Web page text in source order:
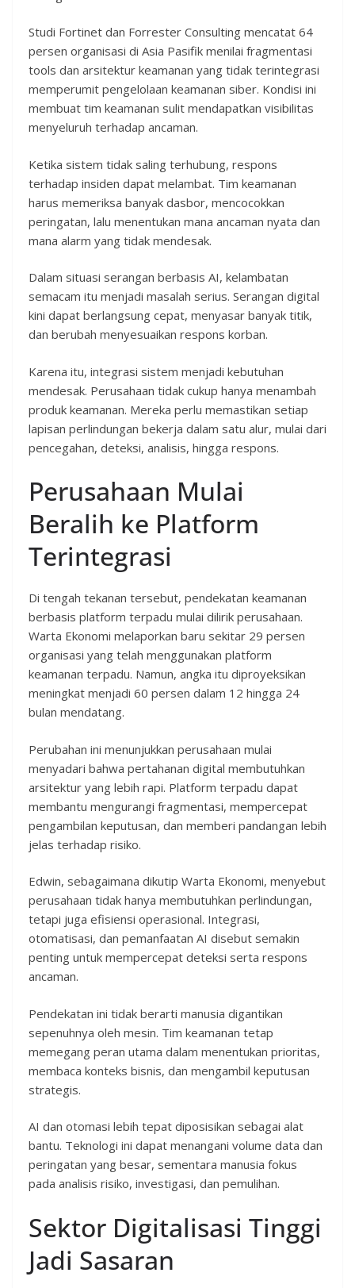
Studi Fortinet dan Forrester Consulting mencatat 64
persen organisasi di Asia Pasifik menilai fragmentasi
tools dan arsitektur keamanan yang tidak terintegrasi
memperumit pengelolaan keamanan siber. Kondisi ini
membuat tim keamanan sulit mendapatkan visibilitas
menyeluruh terhadap ancaman.
Ketika sistem tidak saling terhubung, respons
terhadap insiden dapat melambat. Tim keamanan
harus memeriksa banyak dasbor, mencocokkan
peringatan, lalu menentukan mana ancaman nyata dan
mana alarm yang tidak mendesak.
Dalam situasi serangan berbasis AI, kelambatan
semacam itu menjadi masalah serius. Serangan digital
kini dapat berlangsung cepat, menyasar banyak titik,
dan berubah menyesuaikan respons korban.
Karena itu, integrasi sistem menjadi kebutuhan
mendesak. Perusahaan tidak cukup hanya menambah
produk keamanan. Mereka perlu memastikan setiap
lapisan perlindungan bekerja dalam satu alur, mulai dari
pencegahan, deteksi, analisis, hingga respons.
Perusahaan Mulai
Beralih ke Platform
Terintegrasi
Di tengah tekanan tersebut, pendekatan keamanan
berbasis platform terpadu mulai dilirik perusahaan.
Warta Ekonomi melaporkan baru sekitar 29 persen
organisasi yang telah menggunakan platform
keamanan terpadu. Namun, angka itu diproyeksikan
meningkat menjadi 60 persen dalam 12 hingga 24
bulan mendatang.
Perubahan ini menunjukkan perusahaan mulai
menyadari bahwa pertahanan digital membutuhkan
arsitektur yang lebih rapi. Platform terpadu dapat
membantu mengurangi fragmentasi, mempercepat
pengambilan keputusan, dan memberi pandangan lebih
jelas terhadap risiko.
Edwin, sebagaimana dikutip Warta Ekonomi, menyebut
perusahaan tidak hanya membutuhkan perlindungan,
tetapi juga efisiensi operasional. Integrasi,
otomatisasi, dan pemanfaatan AI disebut semakin
penting untuk mempercepat deteksi serta respons
ancaman.
Pendekatan ini tidak berarti manusia digantikan
sepenuhnya oleh mesin. Tim keamanan tetap
memegang peran utama dalam menentukan prioritas,
membaca konteks bisnis, dan mengambil keputusan
strategis.
AI dan otomasi lebih tepat diposisikan sebagai alat
bantu. Teknologi ini dapat menangani volume data dan
peringatan yang besar, sementara manusia fokus
pada analisis risiko, investigasi, dan pemulihan.
Sektor Digitalisasi Tinggi
Jadi Sasaran